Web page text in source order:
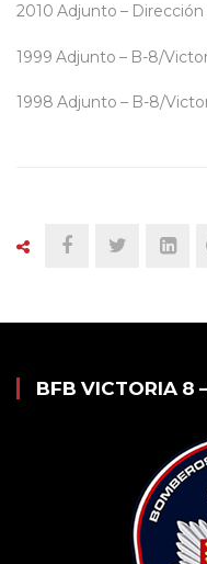
2010 Adjunto –
1999 Adjunto – B-8/
1998 Adjunto – B-8/
BFB VICTORIA 8